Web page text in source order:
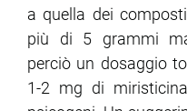
a quella dei
più di 5 grammi
perciò un dosaggio
1-2 mg di